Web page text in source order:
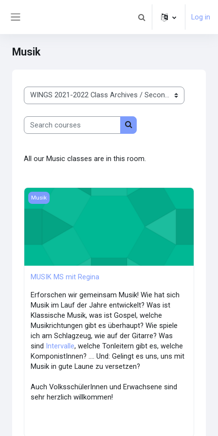
Toggle search inputLog in
Musik
Course categories
Search courses
Search courses
All our Music classes are in this room.
Course image MUSIK MS mit Regina
Musik
MUSIK MS mit Regina
Erforschen wir gemeinsam Musik! Wie hat sich
Musik im Lauf der Jahre entwickelt? Was ist
Klassische Musik, was ist Gospel, welche
Musikrichtungen gibt es überhaupt? Wie spiele
ich am Schlagzeug, wie auf der Gitarre? Was
sind Intervalle, welche Tonleitern gibt es, welche
KomponistInnen? .... Und: Gelingt es uns, uns mit
Musik in gute Laune zu versetzen?
Auch VolksschülerInnen und Erwachsene sind
sehr herzlich willkommen!